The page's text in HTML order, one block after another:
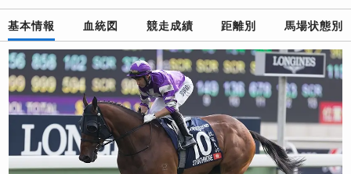
基本情報 血統図 競走成績 距離別 馬場状態別